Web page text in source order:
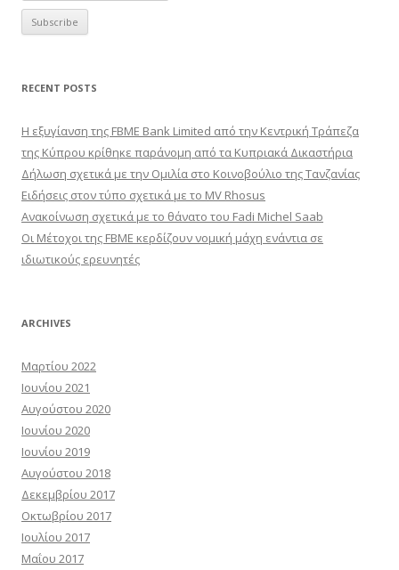
RECENT POSTS
Η εξυγίανση της FBME Bank Limited από την Κεντρική Τράπεζα
της Κύπρου κρίθηκε παράνομη από τα Κυπριακά Δικαστήρια
Δήλωση σχετικά με την Ομιλία στο Κοινοβούλιο της Τανζανίας
Ειδήσεις στον τύπο σχετικά με το MV Rhosus
Ανακοίνωση σχετικά με το θάνατο του Fadi Michel Saab
Οι Μέτοχοι της FBME κερδίζουν νομική μάχη ενάντια σε
ιδιωτικούς ερευνητές
ARCHIVES
Μαρτίου 2022
Ιουνίου 2021
Αυγούστου 2020
Ιουνίου 2020
Ιουνίου 2019
Αυγούστου 2018
Δεκεμβρίου 2017
Οκτωβρίου 2017
Ιουλίου 2017
Μαΐου 2017